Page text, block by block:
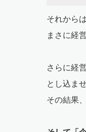
それから
まさに経
さらに経
とし込ま
その結果